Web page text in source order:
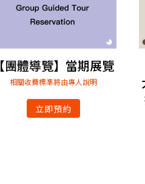
【團體導覽】當期展覽
相關收費標準將由專人說明
立即預約